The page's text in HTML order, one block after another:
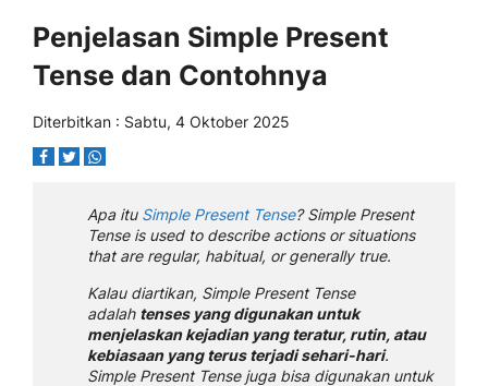
Penjelasan Simple Present
Tense dan Contohnya
Diterbitkan : Sabtu, 4 Oktober 2025
Apa itu Simple Present Tense? Simple Present
Tense is used to describe actions or situations
that are regular, habitual, or generally true.
Kalau diartikan, Simple Present Tense
adalah tenses yang digunakan untuk
menjelaskan kejadian yang teratur, rutin, atau
kebiasaan yang terus terjadi sehari-hari.
Simple Present Tense juga bisa digunakan untuk